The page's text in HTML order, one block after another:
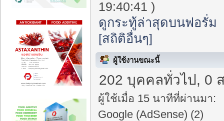
19:40:41 )
ดูกระทู้ล่าสุดบนฟอรั่ม
[สถิติอื่นๆ]
ผู้ใช้งานขณะนี้
202 บุคคลทั่วไป, 0
ผู้ใช้เมื่อ 15 นาทีที่ผ่านมา:
Google (AdSense) (2)